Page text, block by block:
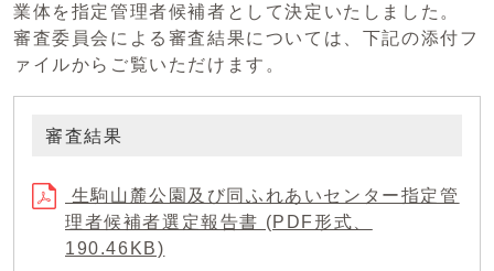
業体を指定管理者候補者として決定いたしました。
審査委員会による審査結果については、下記の添付フ
ァイルからご覧いただけます。
審査結果
生駒山麓公園及び同ふれあいセンター指定管
理者候補者選定報告書 (PDF形式、
190.46KB)